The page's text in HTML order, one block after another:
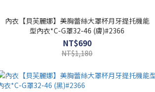
內衣【貝芙麗娜】美胸蕾絲大罩杯月牙提托機能
型內衣*C-G罩32-46 (膚)#2366
NT$690
NT$1,180